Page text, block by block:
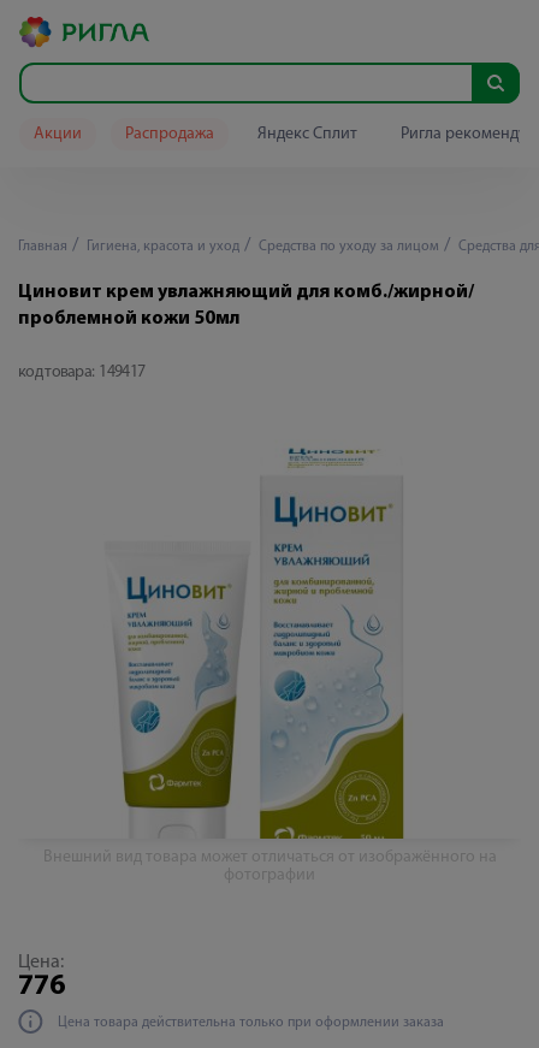
Акции Распродажа Яндекс Сплит Ригла
Главная Гигиена, красота и уход Средства по уходу за лицом Средства
Циновит крем увлажняющий для комб./жирной/
проблемной кожи 50мл
код товара: 149417
Внешний вид товара может отличаться от изображённого на
фотографии
Цена:
776
Цена товара действительна только при оформлении заказа